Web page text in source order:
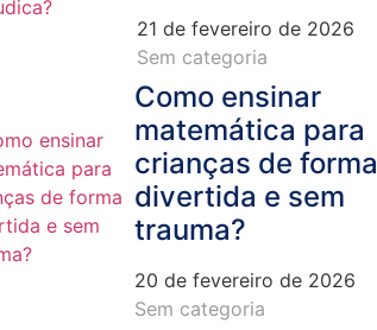
21 de fevereiro de 2026
Sem categoria
Como ensinar
matemática para
crianças de forma
divertida e sem
trauma?
20 de fevereiro de 2026
Sem categoria